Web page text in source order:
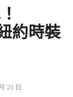
約時裝
23 日